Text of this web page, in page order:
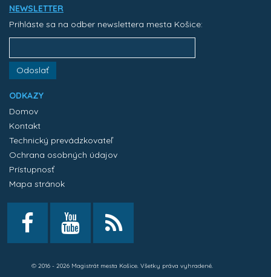
NEWSLETTER
Prihláste sa na odber newslettera mesta Košice:
Odoslať
ODKAZY
Domov
Kontakt
Technický prevádzkovateľ
Ochrana osobných údajov
Prístupnosť
Mapa stránok
© 2016 - 2026 Magistrát mesta Košice. Všetky práva vyhradené.